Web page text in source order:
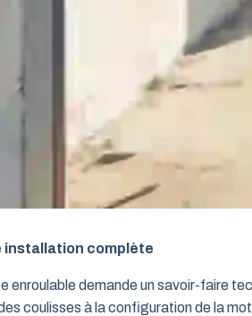
installation complète
enroulable demande un savoir-faire
coulisses à la configuration de la